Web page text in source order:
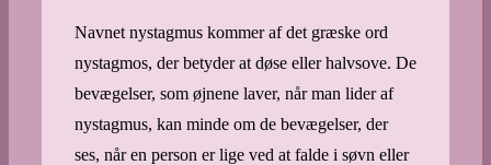
Navnet nystagmus kommer af det græske ord
nystagmos, der betyder at døse eller halvsove. De
bevægelser, som øjnene laver, når man lider af
nystagmus, kan minde om de bevægelser, der
ses, når en person er lige ved at falde i søvn eller